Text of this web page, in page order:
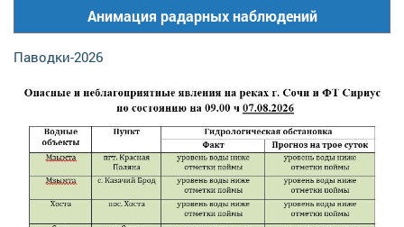
Анимация радарных наблюдений
Паводки-2026